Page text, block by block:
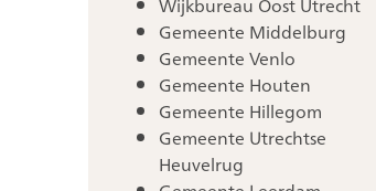
Gemeente Middelburg
Gemeente Venlo
Gemeente Houten
Gemeente Hillegom
Gemeente Utrechtse
Heuvelrug